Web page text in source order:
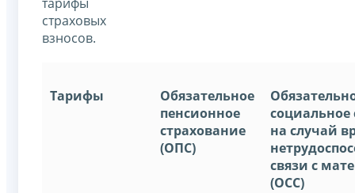
страховых
взносов.
Тарифы
Обязательное
пенсионное
страхование
(ОПС)
социальное
на случай
связи с
(ОСС)